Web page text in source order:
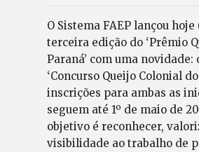
O Sistema FAEP lançou hoje
terceira edição do ‘Prêmio
Paraná’ com uma novidade:
‘Concurso Queijo Colonial do
inscrições para ambas as
seguem até 1º de maio de
objetivo é reconhecer,
visibilidade ao trabalho de